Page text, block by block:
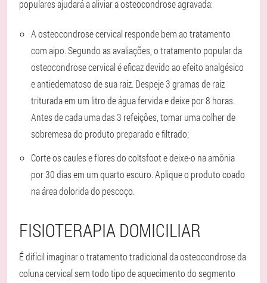
populares ajudará a aliviar a osteocondrose agravada:
A osteocondrose cervical responde bem ao tratamento
com aipo. Segundo as avaliações, o tratamento popular da
osteocondrose cervical é eficaz devido ao efeito analgésico
e antiedematoso de sua raiz. Despeje 3 gramas de raiz
triturada em um litro de água fervida e deixe por 8 horas.
Antes de cada uma das 3 refeições, tomar uma colher de
sobremesa do produto preparado e filtrado;
Corte os caules e flores do coltsfoot e deixe-o na amônia
por 30 dias em um quarto escuro. Aplique o produto coado
na área dolorida do pescoço.
FISIOTERAPIA DOMICILIAR
É difícil imaginar o tratamento tradicional da osteocondrose da
coluna cervical sem todo tipo de aquecimento do segmento